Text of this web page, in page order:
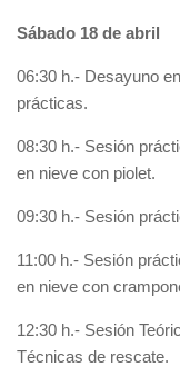
Sábado 18 de abril
06:30 h.- Desayuno
prácticas.
08:30 h.- Sesión
en nieve con piolet.
09:30 h.- Sesión
11:00 h.- Sesión
en nieve con
12:30 h.- Sesión
Técnicas de rescate.